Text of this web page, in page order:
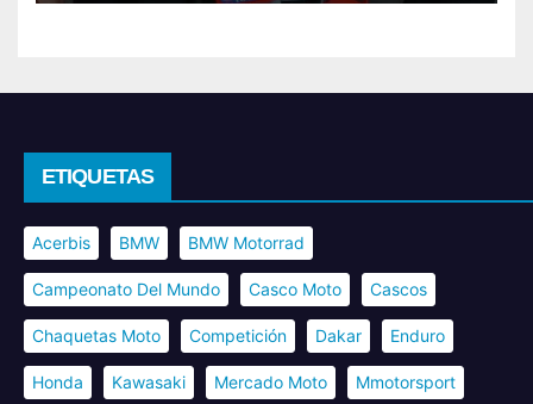
ETIQUETAS
Acerbis BMW BMW Motorrad
Campeonato Del Mundo Casco Moto Cascos
Chaquetas Moto Competición Dakar Enduro
Honda Kawasaki Mercado Moto Mmotorsport